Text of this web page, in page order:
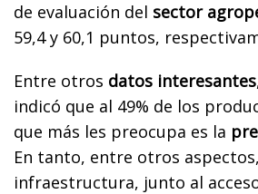
de evaluación del sector
59,4 y 60,1 puntos,
Entre otros datos interesantes
indicó que al 49% de los
que más les preocupa es la
En tanto, entre otros
infraestructura, junto al